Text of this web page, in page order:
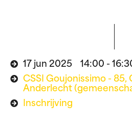
17 jun 2025 14:00 -
CSSI Goujonissimo - 85,
Anderlecht
Inschrijving